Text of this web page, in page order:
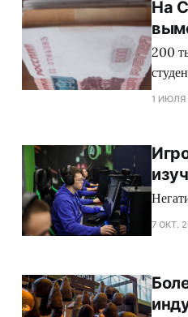
На
200
1 ИЮЛЯ
7 ОКТ.